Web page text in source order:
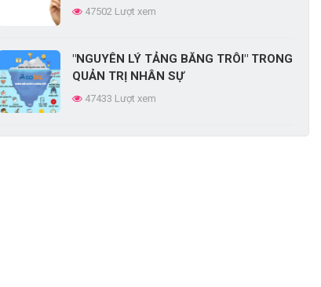
47502 Lượt xem
"NGUYÊN LÝ TẢNG BĂNG TRÔI" TRONG
QUẢN TRỊ NHÂN SỰ
47433 Lượt xem